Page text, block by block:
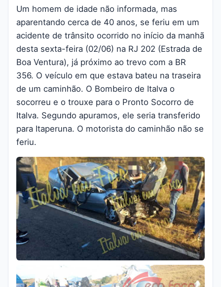
Um homem de idade não informada, mas
aparentando cerca de 40 anos, se feriu em um
acidente de trânsito ocorrido no início da manhã
desta sexta-feira (02/06) na RJ 202 (Estrada de
Boa Ventura), já próximo ao trevo com a BR
356. O veículo em que estava bateu na traseira
de um caminhão. O Bombeiro de Italva o
socorreu e o trouxe para o Pronto Socorro de
Italva. Segundo apuramos, ele seria transferido
para Itaperuna. O motorista do caminhão não se
feriu.